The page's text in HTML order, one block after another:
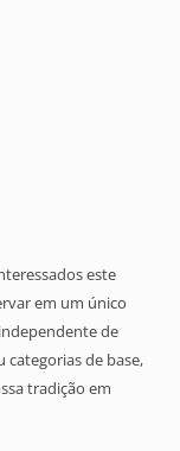
este
em um único
de
de base,
tradição em